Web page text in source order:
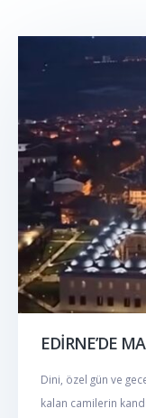
EDİRNE’DE
Dini, özel gün ve
kalan camilerin